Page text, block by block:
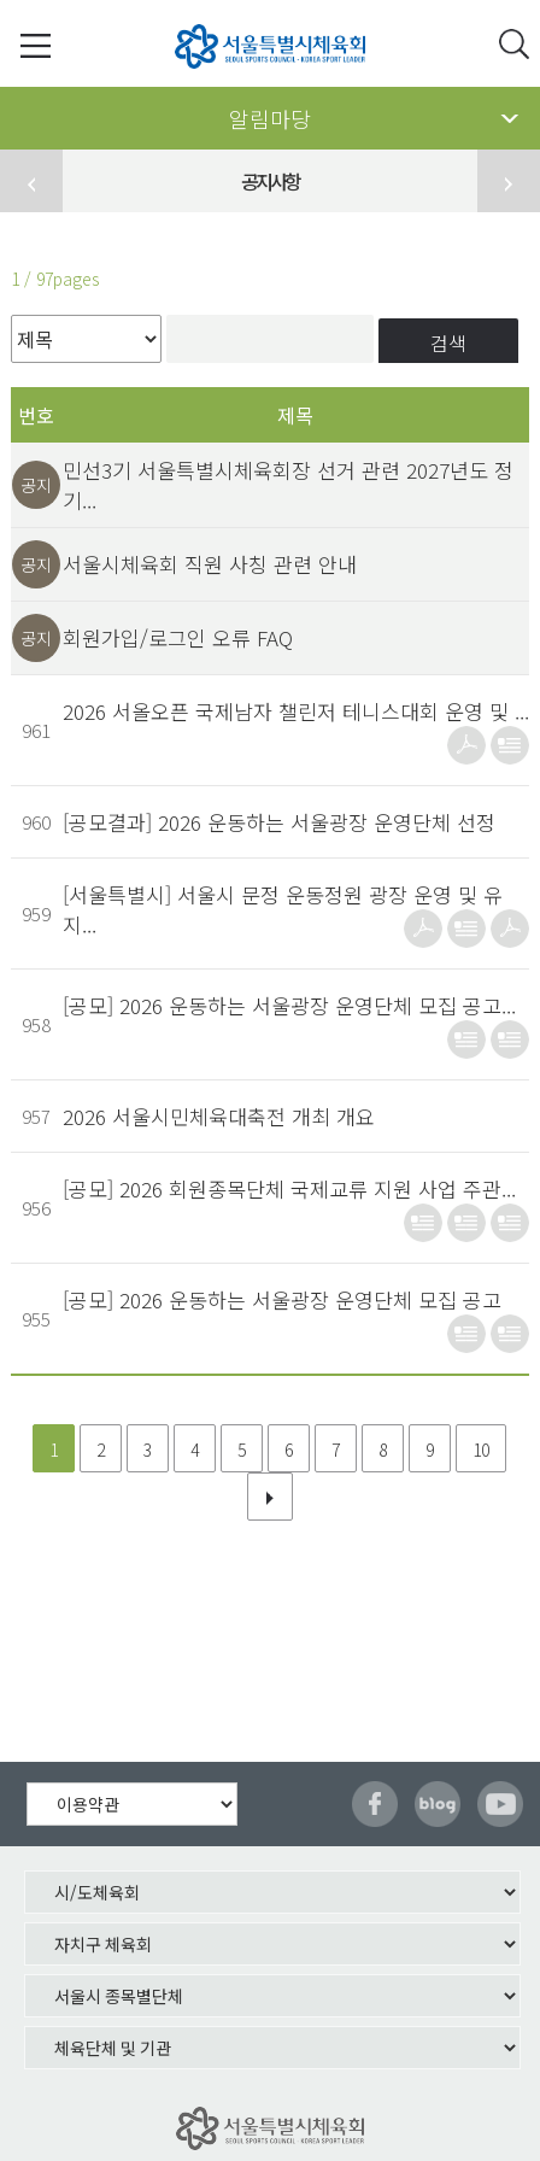
알림마당
공지사항
1 / 97pages
검색
번호 제목
공지
민선3기 서울특별시체육회장 선거 관련 2027년도 정
기...
공지 서울시체육회 직원 사칭 관련 안내
공지 회원가입/로그인 오류 FAQ
961
2026 서올오픈 국제남자 챌린저 테니스대회 운영 및 ...
960 [공모결과] 2026 운동하는 서울광장 운영단체 선정
959
[서울특별시] 서울시 문정 운동정원 광장 운영 및 유
지...
958
[공모] 2026 운동하는 서울광장 운영단체 모집 공고...
957 2026 서울시민체육대축전 개최 개요
956
[공모] 2026 회원종목단체 국제교류 지원 사업 주관...
955
[공모] 2026 운동하는 서울광장 운영단체 모집 공고
1 2 3 4 5 6 7 8 9 10